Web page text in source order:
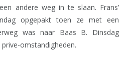
andere weg in te slaan. Frans’
opgepakt toen ze met een
was naar Baas B. Dinsdag
omstandigheden.